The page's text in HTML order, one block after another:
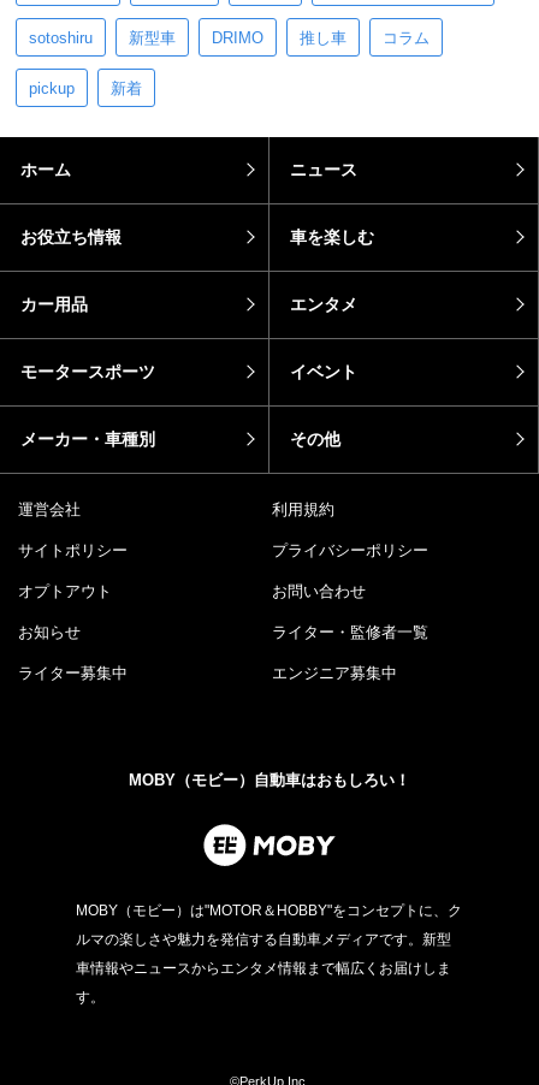
sotoshiru 新型車 DRIMO 推し車 コラム
pickup 新着
ホーム ニュース
お役立ち情報 車を楽しむ
カー用品 エンタメ
モータースポーツ イベント
メーカー・車種別 その他
運営会社 利用規約
サイトポリシー プライバシーポリシー
オプトアウト お問い合わせ
お知らせ ライター・監修者一覧
ライター募集中 エンジニア募集中
MOBY（モビー）自動車はおもしろい！
MOBY（モビー）は"MOTOR＆HOBBY"をコンセプトに、ク
ルマの楽しさや魅力を発信する自動車メディアです。新型
車情報やニュースからエンタメ情報まで幅広くお届けしま
す。
©PerkUp.Inc.